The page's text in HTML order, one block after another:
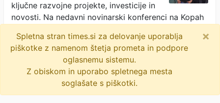
ključne razvojne projekte, investicije in
novosti. Na nedavni novinarski konferenci na Kopah
Koroške novice · 2M
Spletna stran times.si za delovanje uporablja
piškotke z namenom štetja prometa in podpore
oglasnemu sistemu.
Z obiskom in uporabo spletnega mesta
soglašate s piškotki.
×
times.si